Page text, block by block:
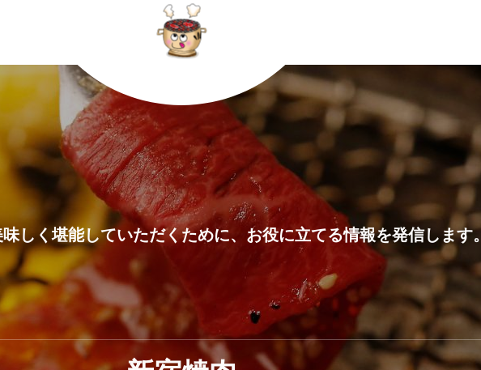
しく堪能していただくために、お役に立てる情報を発信します。